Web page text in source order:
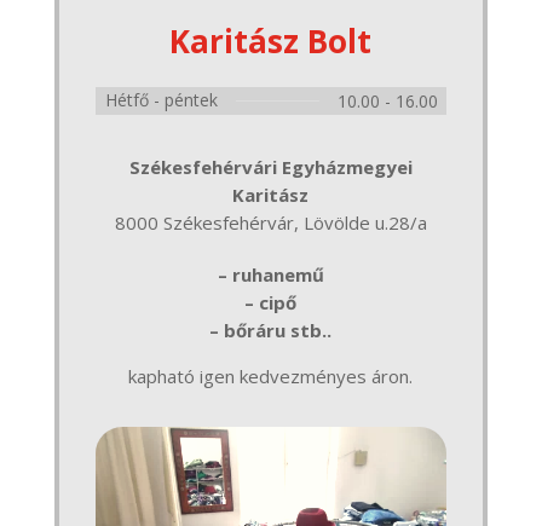
Karitász Bolt
Hétfő - péntek 10.00 - 16.00
Székesfehérvári Egyházmegyei
Karitász
8000 Székesfehérvár, Lövölde u.28/a
– ruhanemű
– cipő
– bőráru stb..
kapható igen kedvezményes áron.